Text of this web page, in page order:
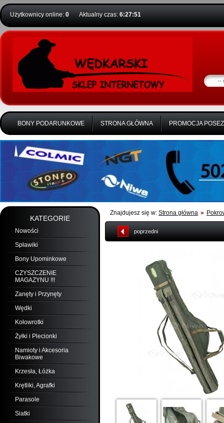
Użytkownicy online: 0 Aktualny czas: 6:27:52
BONY PODARUNKOWE STRONA GŁÓWNA PROMOCJA
KATEGORIE
Nowości
Spławiki
Bony Upominkowe
CZYSZCZENIE
MAGAZYNU !!!
Zanęty i Przynęty
Wędki
Kołowrotki
Żyłki i Plecionki
Namioty i Akcesoria
Biwakowe
Krzesła, Łóżka
Krętliki, Agrafki
Parasole
Siatki
Znajdujesz się w: Strona główna »
poprzedni